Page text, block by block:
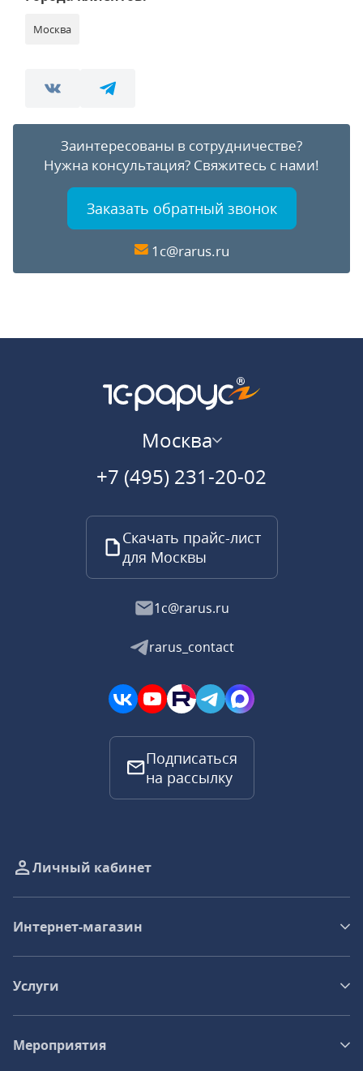
Москва
Заинтересованы в сотрудничестве?
Нужна консультация? Свяжитесь с нами!
Заказать обратный звонок
1c@rarus.ru
Москва
+7 (495) 231-20-02
Скачать прайс-лист
для Москвы
1c@rarus.ru
rarus_contact
Подписаться
на рассылку
Личный кабинет
Интернет-магазин
Услуги
Мероприятия